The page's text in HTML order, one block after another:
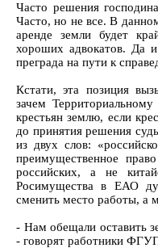
Часто решения
Часто, но не все. В
аренде земли будет
хороших адвокатов. Да
преграда на пути к
Кстати, эта позиция
зачем
крестьян землю, если
до принятия решения
из двух слов:
преимущественное
российских, а не
Росимущества в ЕАО
сменить место работы, а
- Нам обещали оставить
- говорят работники